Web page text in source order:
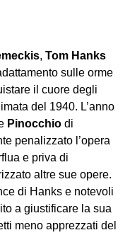
, Tom Hanks
sulle orme
il cuore degli
del 1940. L’anno
Pinocchiodi
penalizzato l’opera
e priva di
altre sue opere.
di Hanks e notevoli
a giustificare la sua
meno apprezzati del